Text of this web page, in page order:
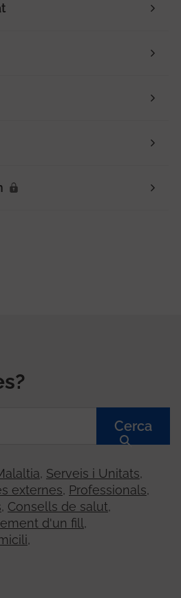
Cerca
, Serveis i Unitats,
externes, Professionals,
, Consells de salut,
d'un fill,
,